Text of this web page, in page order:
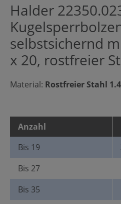
Halder
selbstsichernd
x 20, rostfreier
Material: Rostfreier Stahl
Anzahl
Bis 19
Bis 27
Bis 35